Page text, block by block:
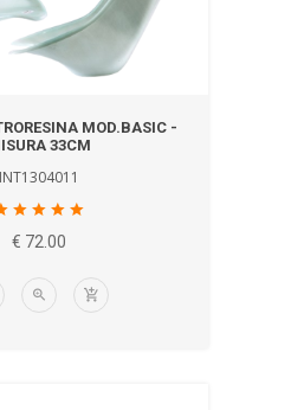
MOD.BASIC -
33CM
INT1304011
€ 72.00